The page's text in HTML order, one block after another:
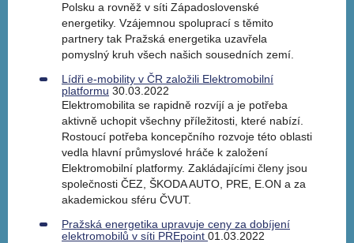
Polsku a rovněž v síti Západoslovenské
energetiky. Vzájemnou spoluprací s těmito
partnery tak Pražská energetika uzavřela
pomyslný kruh všech našich sousedních zemí.
Lídři e-mobility v ČR založili Elektromobilní
platformu 30.03.2022
Elektromobilita se rapidně rozvíjí a je potřeba
aktivně uchopit všechny příležitosti, které nabízí.
Rostoucí potřeba koncepčního rozvoje této oblasti
vedla hlavní průmyslové hráče k založení
Elektromobilní platformy. Zakládajícími členy jsou
společnosti ČEZ, ŠKODA AUTO, PRE, E.ON a za
akademickou sféru ČVUT.
Pražská energetika upravuje ceny za dobíjení
elektromobilů v síti PREpoint 01.03.2022